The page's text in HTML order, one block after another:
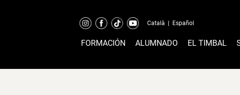
Català Español
FORMACIÓN ALUMNADO EL TIMBAL